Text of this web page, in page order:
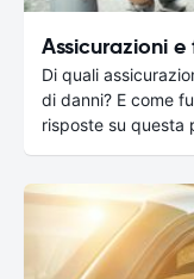
Assicurazioni
Di quali
di danni? E come
risposte su questa